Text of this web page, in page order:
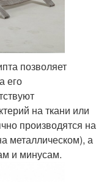
позволяет
его
на ткани или
производятся на
металлическом), а
и минусам.